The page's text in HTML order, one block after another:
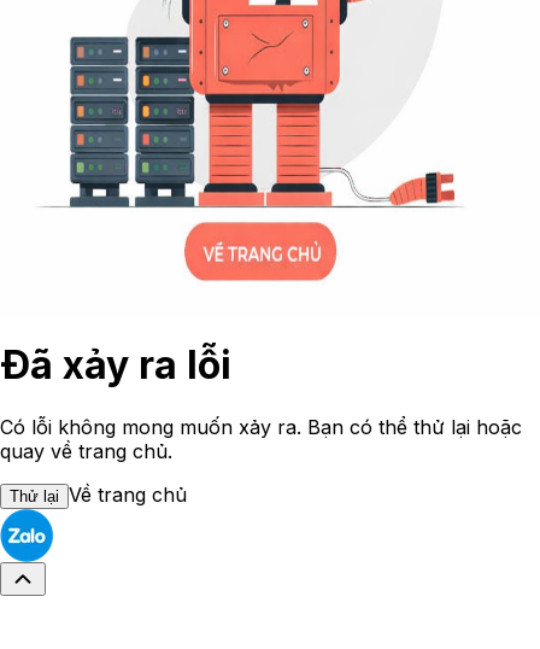
Đã xảy ra lỗi
Có lỗi không mong muốn xảy ra. Bạn có thể thử lại hoặc
quay về trang chủ.
Thử lại Về trang chủ